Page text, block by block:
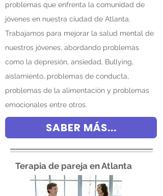
problemas que enfrenta la comunidad de
jóvenes en nuestra ciudad de Atlanta.
Trabajamos para mejorar la salud mental de
nuestros jóvenes, abordando problemas
como la depresión, ansiedad, Bullying,
aislamiento, problemas de conducta,
problemas de la alimentación y problemas
emocionales entre otros.
SABER MÁS...
Terapia de pareja en Atlanta